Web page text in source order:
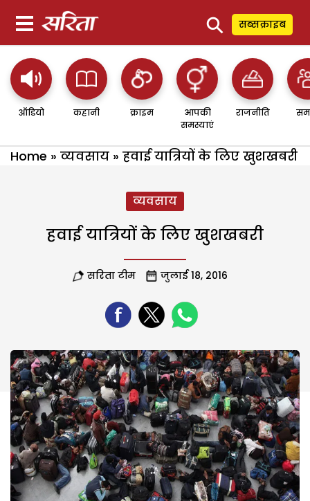
⚲ सब्सक्राइब
ऑडियो कहानी क्राइम
आपकी
समस्याएं
राजनीति
Home » व्यवसाय » हवाई यात्रियों के लिए खुशखबरी
व्यवसाय
हवाई यात्रियों के लिए खुशखबरी
सरिता टीम जुलाई 18, 2016